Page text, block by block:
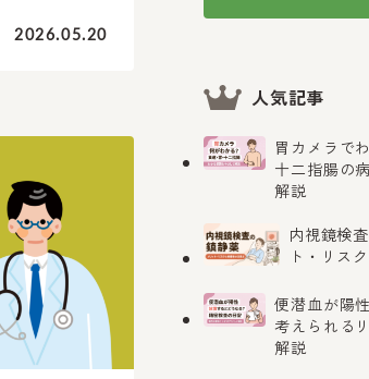
2026.05.20
人気記事
胃カメラで
十二指腸の
解説
内視鏡検
ト・リス
便潜血が陽
考えられる
解説